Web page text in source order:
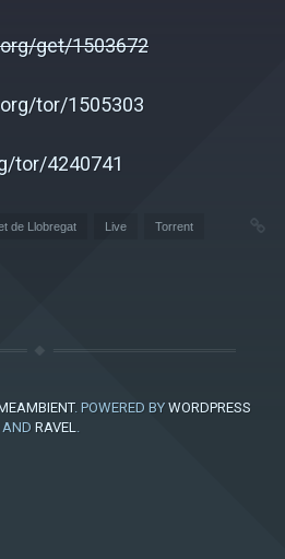
get/1503672
tor/1505303
tor/4240741
de Llobregat Live Torrent
. POWERED BY WORDPRESS
AND RAVEL.